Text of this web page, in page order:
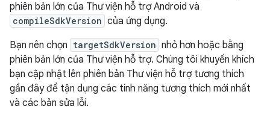
phiên bản lớn của Thư viện hỗ trợ Android và
compileSdkVersion của ứng dụng.
Bạn nên chọn targetSdkVersion nhỏ hơn hoặc bằng
phiên bản lớn của Thư viện hỗ trợ. Chúng tôi khuyến khích
bạn cập nhật lên phiên bản Thư viện hỗ trợ tương thích
gần đây để tận dụng các tính năng tương thích mới nhất
và các bản sửa lỗi.